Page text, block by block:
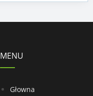
MENU
Głowna